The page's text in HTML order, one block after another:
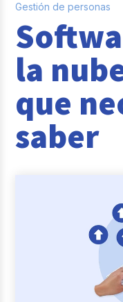
Tendencias y
Novedades
Entrevistas
Casos de éxito
Gestión de personas
la
que
saber